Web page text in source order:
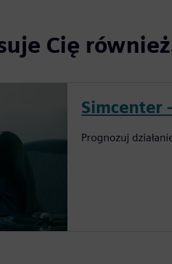
Cię
Simcenter
Prognozuj